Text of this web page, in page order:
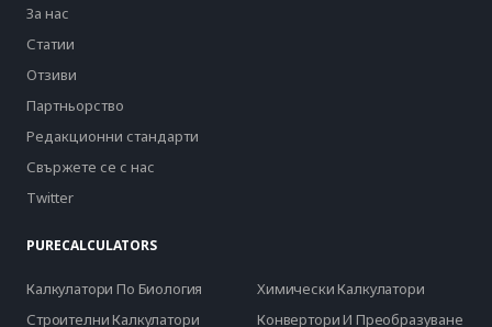
За нас
Статии
Отзиви
Партньорство
Редакционни стандарти
Свържете се с нас
Twitter
PURECALCULATORS
Калкулатори По Биология
Химически Калкулатори
Строителни Калкулатори
Конвертори И Преобразуване